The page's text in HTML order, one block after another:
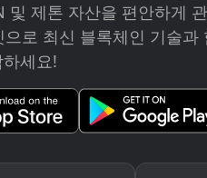
및 제톤 자산을 편안하게
으로 최신 블록체인 기술
세요!